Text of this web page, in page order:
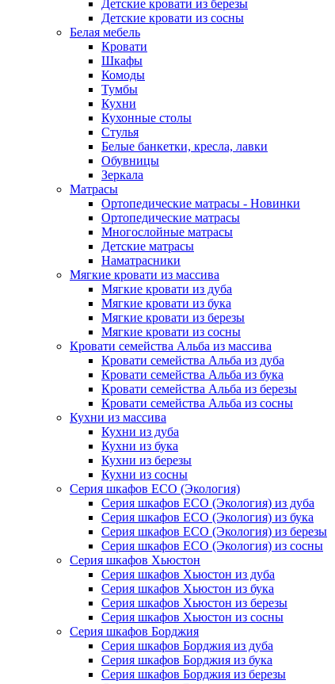
Детские кровати из березы
Детские кровати из сосны
Белая мебель
Кровати
Шкафы
Комоды
Тумбы
Кухни
Кухонные столы
Стулья
Белые банкетки, кресла, лавки
Обувницы
Зеркала
Матрасы
Ортопедические матрасы - Новинки
Ортопедические матрасы
Многослойные матрасы
Детские матрасы
Наматрасники
Мягкие кровати из массива
Мягкие кровати из дуба
Мягкие кровати из бука
Мягкие кровати из березы
Мягкие кровати из сосны
Кровати семейства Альба из массива
Кровати семейства Альба из дуба
Кровати семейства Альба из бука
Кровати семейства Альба из березы
Кровати семейства Альба из сосны
Кухни из массива
Кухни из дуба
Кухни из бука
Кухни из березы
Кухни из сосны
Серия шкафов ECO (Экология)
Серия шкафов ECO (Экология) из дуба
Серия шкафов ECO (Экология) из бука
Серия шкафов ECO (Экология) из березы
Серия шкафов ECO (Экология) из сосны
Серия шкафов Хьюстон
Серия шкафов Хьюстон из дуба
Серия шкафов Хьюстон из бука
Серия шкафов Хьюстон из березы
Серия шкафов Хьюстон из сосны
Серия шкафов Борджия
Серия шкафов Борджия из дуба
Серия шкафов Борджия из бука
Серия шкафов Борджия из березы